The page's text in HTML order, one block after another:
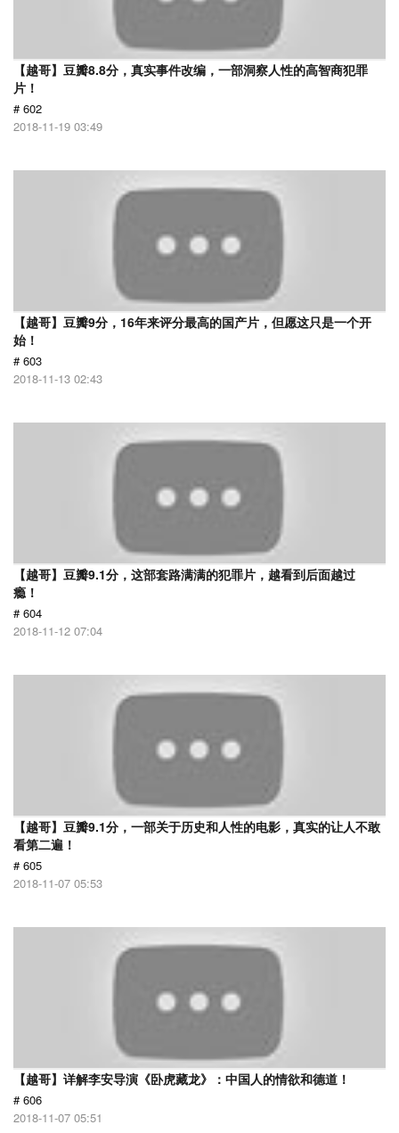
【越哥】豆瓣8.8分，真实事件改编，一部洞察人性的高智商犯罪
片！
# 602
2018-11-19 03:49
【越哥】豆瓣9分，16年来评分最高的国产片，但愿这只是一个开
始！
# 603
2018-11-13 02:43
【越哥】豆瓣9.1分，这部套路满满的犯罪片，越看到后面越过
瘾！
# 604
2018-11-12 07:04
【越哥】豆瓣9.1分，一部关于历史和人性的电影，真实的让人不敢
看第二遍！
# 605
2018-11-07 05:53
【越哥】详解李安导演《卧虎藏龙》：中国人的情欲和德道！
# 606
2018-11-07 05:51